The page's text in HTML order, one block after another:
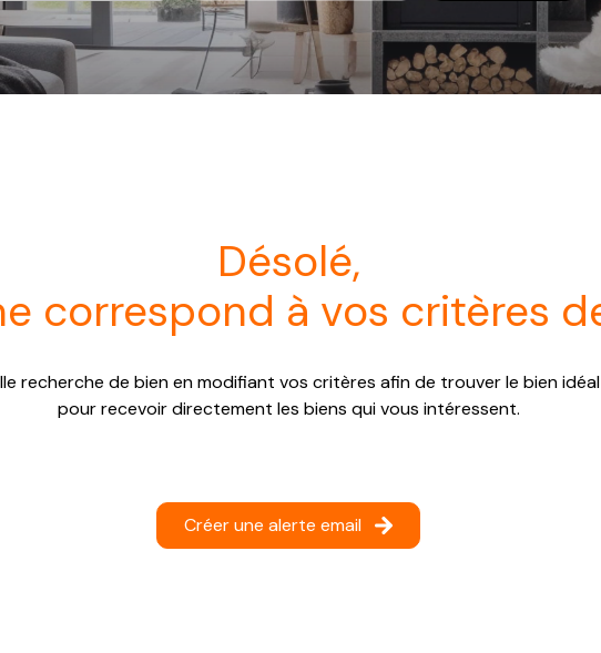
désolé,
correspond à vos critères
recherche de bien en modifiant vos critères afin de trouver le bien
pour recevoir directement les biens qui vous intéressent.
Créer une alerte email